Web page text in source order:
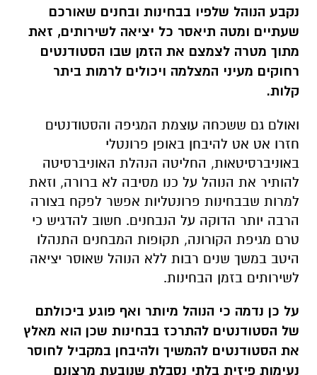
נקבע הנוהל שלפיו בבחינות ובחנים שאורכם
שעתיים ומטה תיאסר כל יציאה לשירותים, זאת
מתוך מטרה לצמצם את הזמן שבו הסטודנטים
רחוקים מעיני המצלמה ויכולים לרמות ביתר
קלות.
ואולם גם ששכחה עוצמת המגיפה והסטודנטים
חזרו אט אט להיבחן באופן פרונטלי
באוניברסיטאות, החליטה הנהלת האוניברסיטה
להותיר את הנוהל על כנו מסיבה לא ברורה, וזאת
למרות שבבחינות פרונטליות אפשר לפקח בצורה
הרבה יותר הדוקה על הנבחנים. חשוב להדגיש כי
טרם מגיפת הקורונה, תקופות המבחנים התנהלו
היטב במשך שנים רבות ללא הנוהל שאוסר יציאה
לשירותים בזמן הבחינות.
על כן נדמה כי הנוהל מיותר ואף פוגע ביכולתם
של הסטודנטים להתרכז בבחינות שכן הוא מאלץ
את הסטודנטים להמשיך ולהיבחן במקביל לחוסר
נעימות פיזית בלתי נסבלת שנובעת מרצונם